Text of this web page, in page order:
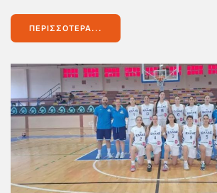
ΠΕΡΙΣΣΌΤΕΡΑ...